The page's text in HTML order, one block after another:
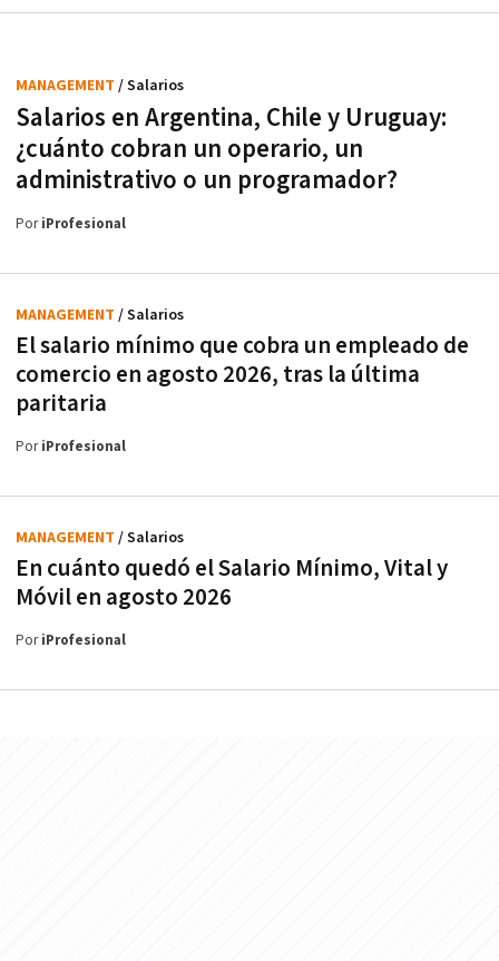
Salarios en Argentina, Chile y Uruguay:
¿cuánto cobran un operario, un
administrativo o un programador?
MANAGEMENT / Salarios
PoriProfesional
El salario mínimo que cobra un empleado de
comercio en agosto 2026, tras la última
paritaria
MANAGEMENT / Salarios
PoriProfesional
En cuánto quedó el Salario Mínimo, Vital y
Móvil en agosto 2026
MANAGEMENT / Salarios
PoriProfesional